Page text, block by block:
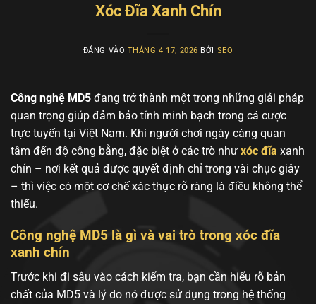
Xóc Đĩa Xanh Chín
ĐĂNG VÀO THÁNG 4 17, 2026 BỞI SEO
Công nghệ MD5 đang trở thành một trong những giải pháp
quan trọng giúp đảm bảo tính minh bạch trong cá cược
trực tuyến tại Việt Nam. Khi người chơi ngày càng quan
tâm đến độ công bằng, đặc biệt ở các trò như xóc đĩa xanh
chín – nơi kết quả được quyết định chỉ trong vài chục giây
– thì việc có một cơ chế xác thực rõ ràng là điều không thể
thiếu.
Công nghệ MD5 là gì và vai trò trong xóc đĩa
xanh chín
Trước khi đi sâu vào cách kiểm tra, bạn cần hiểu rõ bản
chất của MD5 và lý do nó được sử dụng trong hệ thống